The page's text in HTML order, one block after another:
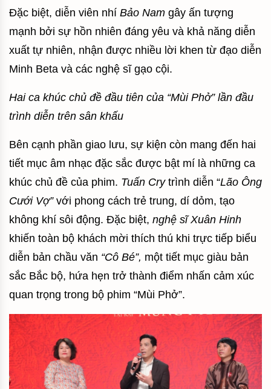
Đặc biệt, diễn viên nhí Bảo Nam gây ấn tượng
mạnh bởi sự hồn nhiên đáng yêu và khả năng diễn
xuất tự nhiên, nhận được nhiều lời khen từ đạo diễn
Minh Beta và các nghệ sĩ gạo cội.
Hai ca khúc chủ đề đầu tiên của “Mùi Phở” lần đầu
trình diễn trên sân khấu
Bên cạnh phần giao lưu, sự kiện còn mang đến hai
tiết mục âm nhạc đặc sắc được bật mí là những ca
khúc chủ đề của phim. Tuấn Crytrình diễn “Lão Ông
Cưới Vợ”với phong cách trẻ trung, dí dỏm, tạo
không khí sôi động. Đặc biệt, nghệ sĩ Xuân Hinh
khiến toàn bộ khách mời thích thú khi trực tiếp biểu
diễn bản chầu văn “Cô Bé”, một tiết mục giàu bản
sắc Bắc bộ, hứa hẹn trở thành điểm nhấn cảm xúc
quan trọng trong bộ phim “Mùi Phở”.